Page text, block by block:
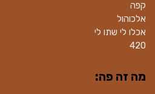
קפה
אלכוהול
אכלו לי שתו לי
420
מה זה פה: